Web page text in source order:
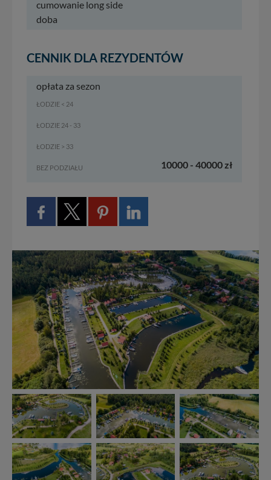
cumowanie long side
doba
CENNIK DLA REZYDENTÓW
opłata za sezon
ŁODZIE < 24
ŁODZIE 24 - 33
ŁODZIE > 33
BEZ PODZIAŁU 10000 - 40000 zł